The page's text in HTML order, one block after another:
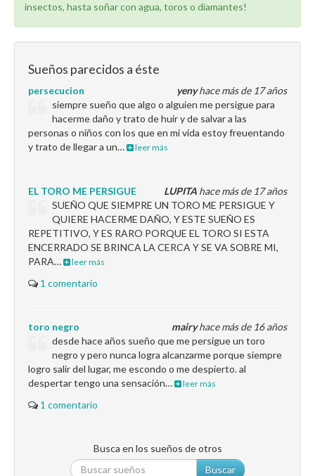
insectos, hasta soñar con agua, toros o diamantes!
Sueños parecidos a éste
yenyhace más de 17 años
persecucion
siempre sueño que algo o alguien me persigue para
hacerme daño y trato de huir y de salvar a las
personas o niños con los que en mi vida estoy freuentando
y trato de llegar a un…
leer más
LUPITA hace más de 17 años
EL TORO ME PERSIGUE
SUEÑO QUE SIEMPRE UN TORO ME PERSIGUE Y
QUIERE HACERME DAÑO, Y ESTE SUEÑO ES
REPETITIVO, Y ES RARO PORQUE EL TORO SI ESTA
ENCERRADO SE BRINCA LA CERCA Y SE VA SOBRE MI,
PARA…
leer más
1 comentario
mairyhace más de 16 años
toro negro
desde hace años sueño que me persigue un toro
negro y pero nunca logra alcanzarme porque siempre
logro salir del lugar, me escondo o me despierto. al
despertar tengo una sensación…
leer más
1 comentario
Busca en los sueños de otros
Buscar